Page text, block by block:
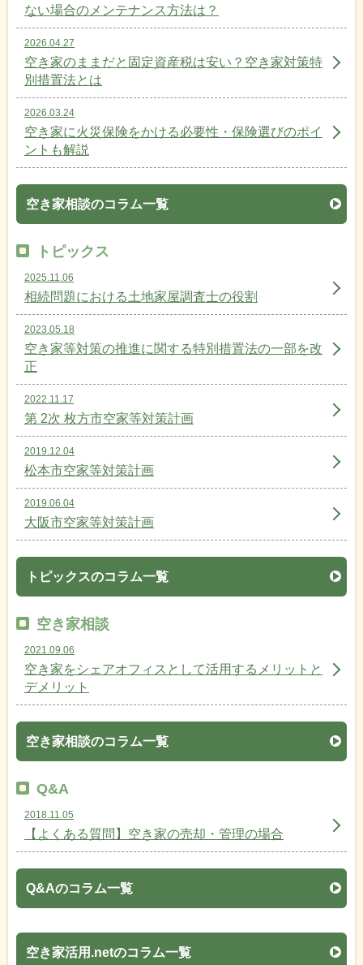
ない場合のメンテナンス方法は？
2026.04.27
空き家のままだと固定資産税は安い？空き家対策特
別措置法とは
2026.03.24
空き家に火災保険をかける必要性・保険選びのポイ
ントも解説
空き家相談のコラム一覧
トピックス
2025.11.06
相続問題における土地家屋調査士の役割
2023.05.18
空き家等対策の推進に関する特別措置法の一部を改
正
2022.11.17
第 2次 枚方市空家等対策計画
2019.12.04
松本市空家等対策計画
2019.06.04
大阪市空家等対策計画
トピックスのコラム一覧
空き家相談
2021.09.06
空き家をシェアオフィスとして活用するメリットと
デメリット
空き家相談のコラム一覧
Q&A
2018.11.05
【よくある質問】空き家の売却・管理の場合
Q&Aのコラム一覧
空き家活用.netのコラム一覧